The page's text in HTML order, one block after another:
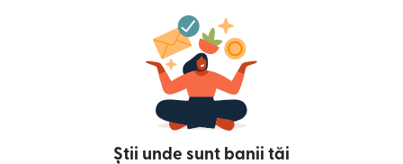
Știi unde sunt banii tăi